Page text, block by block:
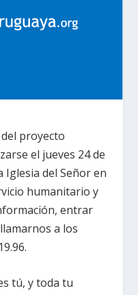
proyecto
el jueves 24 de
Iglesia del Señor en
humanitario y
entrar
a los
tú, y toda tu